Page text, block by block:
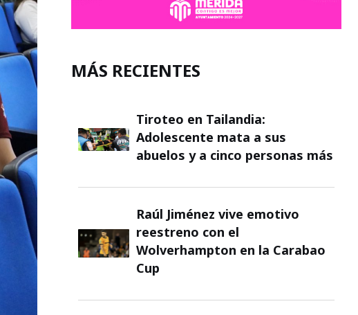
MÁS RECIENTES
Tiroteo en Tailandia:
Adolescente mata a sus
abuelos y a cinco personas más
Raúl Jiménez vive emotivo
reestreno con el
Wolverhampton en la Carabao
Cup